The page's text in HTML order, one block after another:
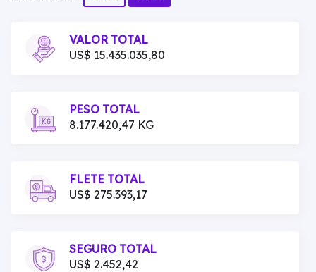
VALOR TOTAL
US$ 15.435.035,80
PESO TOTAL
8.177.420,47 KG
FLETE TOTAL
US$ 275.393,17
SEGURO TOTAL
US$ 2.452,42